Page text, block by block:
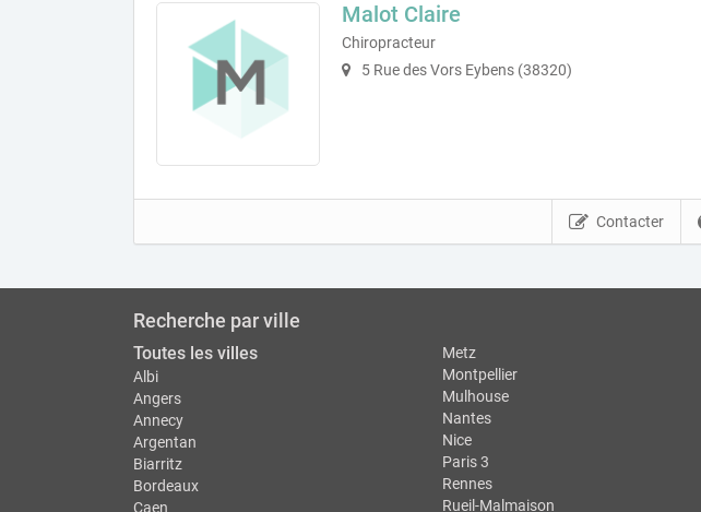
Malot Claire
Chiropracteur
5 Rue des Vors Eybens (38320)
Contacter
Recherche par ville
Toutes les villes
Albi
Angers
Annecy
Argentan
Biarritz
Bordeaux
Caen
Metz
Montpellier
Mulhouse
Nantes
Nice
Paris 3
Rennes
Rueil-Malmaison